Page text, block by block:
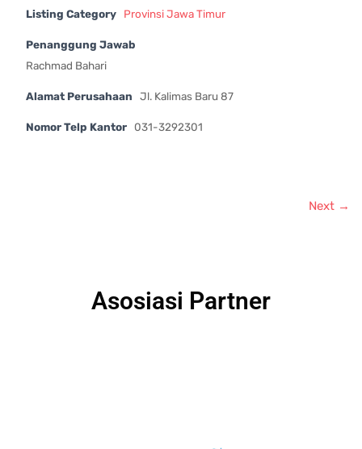
Listing Category Provinsi Jawa Timur
Penanggung Jawab
Rachmad Bahari
Alamat Perusahaan Jl. Kalimas Baru 87
Nomor Telp Kantor 031-3292301
Next →
Asosiasi Partner